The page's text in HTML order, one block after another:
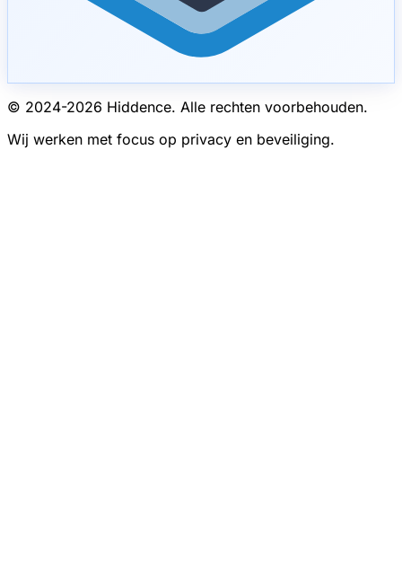
© 2024-2026 Hiddence. Alle rechten voorbehouden.
Wij werken met focus op privacy en beveiliging.